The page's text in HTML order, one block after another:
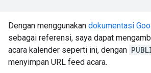
Dengan menggunakan dokumentasi
sebagai referensi, saya dapat
acara kalender seperti ini, dengan
menyimpan URL feed acara.